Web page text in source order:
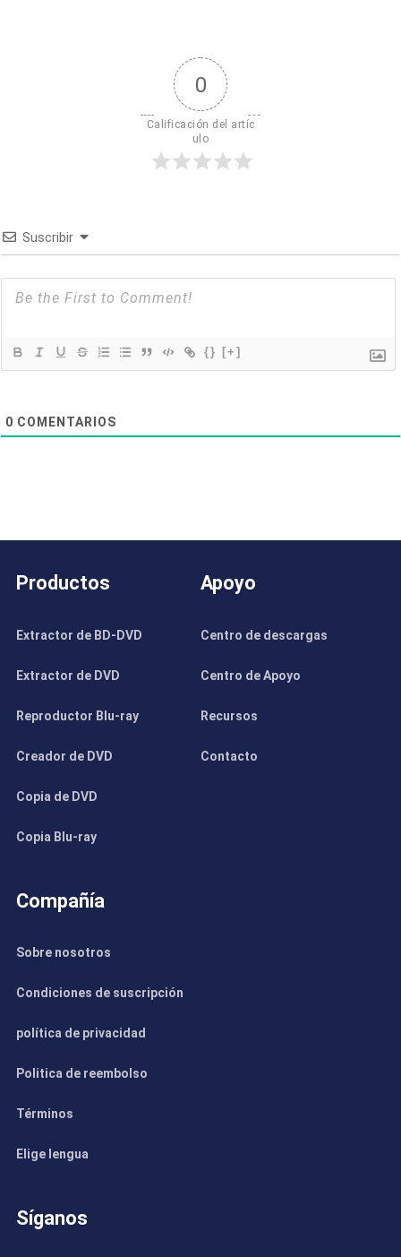
0
Calificación del artíc
ulo
Suscribir
{} [+]
0 COMENTARIOS
Productos
Extractor de BD-DVD
Extractor de DVD
Reproductor Blu-ray
Creador de DVD
Copia de DVD
Copia Blu-ray
Apoyo
Centro de descargas
Centro de Apoyo
Recursos
Contacto
Compañía
Sobre nosotros
Condiciones de suscripción
política de privacidad
Politica de reembolso
Términos
Elige lengua
Síganos